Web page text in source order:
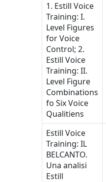
1. Estill Voice
Training: I.
Level Figures
for Voice
Control; 2.
Estill Voice
Training: II.
Level Figure
Combinations
fo Six Voice
Qualitiens
Estill Voice
Training: IL
BELCANTO.
Una analisi
Estill